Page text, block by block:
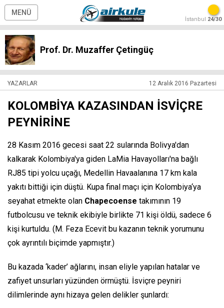
MENÜ
İstanbul 24/30
Prof. Dr. Muzaffer Çetingüç
YAZARLAR 12 Aralık 2016 Pazartesi
KOLOMBİYA KAZASINDAN İSVİÇRE
PEYNİRİNE
28 Kasım 2016 gecesi saat 22 sularında Bolivya'dan
kalkarak Kolombiya'ya giden LaMia Havayolları'na bağlı
RJ85 tipi yolcu uçağı, Medellin Havaalanına 17 km kala
yakıtı bittiği için düştü. Kupa final maçı için Kolombiya‘ya
seyahat etmekte olan Chapecoense takımının 19
futbolcusu ve teknik ekibiyle birlikte 71 kişi öldü, sadece 6
kişi kurtuldu. (M. Feza Ecevit bu kazanın teknik yorumunu
çok ayrıntılı biçimde yapmıştır.)
Bu kazada ‘kader’ ağlarını, insan eliyle yapılan hatalar ve
zafiyet unsurları yüzünden örmüştü. İsviçre peyniri
dilimlerinde aynı hizaya gelen delikler şunlardı: